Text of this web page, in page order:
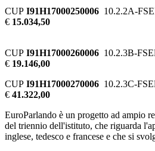
CUP I91H17000250006 10.2.2A-
€ 15.034,50
CUP I91H17000260006 10.2.3B-
€ 19.146,00
CUP I91H17000270006 10.2.3C-
€ 41.322,00
EuroParlando è un progetto ad ampio
del triennio dell'istituto, che riguarda
inglese, tedesco e francese e che si